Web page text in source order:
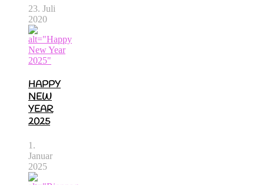
23. Juli
2020
HAPPY
NEW
YEAR
2025
1.
Januar
2025